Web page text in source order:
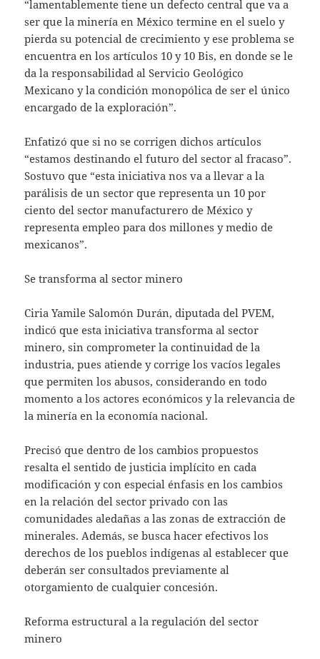
“lamentablemente tiene un defecto central que va a
ser que la minería en México termine en el suelo y
pierda su potencial de crecimiento y ese problema se
encuentra en los artículos 10 y 10 Bis, en donde se le
da la responsabilidad al Servicio Geológico
Mexicano y la condición monopólica de ser el único
encargado de la exploración”.
Enfatizó que si no se corrigen dichos artículos
“estamos destinando el futuro del sector al fracaso”.
Sostuvo que “esta iniciativa nos va a llevar a la
parálisis de un sector que representa un 10 por
ciento del sector manufacturero de México y
representa empleo para dos millones y medio de
mexicanos”.
Se transforma al sector minero
Ciria Yamile Salomón Durán, diputada del PVEM,
indicó que esta iniciativa transforma al sector
minero, sin comprometer la continuidad de la
industria, pues atiende y corrige los vacíos legales
que permiten los abusos, considerando en todo
momento a los actores económicos y la relevancia de
la minería en la economía nacional.
Precisó que dentro de los cambios propuestos
resalta el sentido de justicia implícito en cada
modificación y con especial énfasis en los cambios
en la relación del sector privado con las
comunidades aledañas a las zonas de extracción de
minerales. Además, se busca hacer efectivos los
derechos de los pueblos indígenas al establecer que
deberán ser consultados previamente al
otorgamiento de cualquier concesión.
Reforma estructural a la regulación del sector
minero